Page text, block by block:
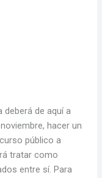
deberá de aquí a
hacer un
público a
tratar como
entre sí. Para